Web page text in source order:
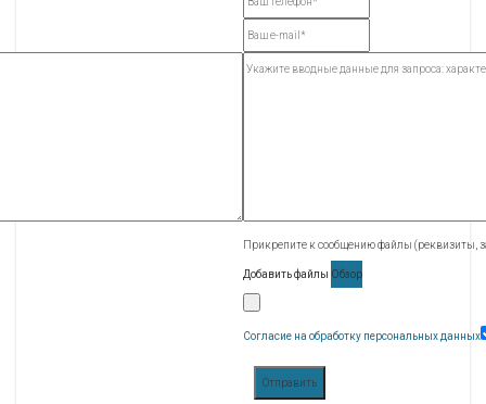
Прикрепите к сообщению файлы (реквизиты,
Добавить файлы Обзор
Согласие на обработку персональных данных
Отправить